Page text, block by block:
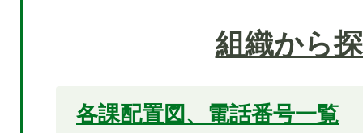
組織から
各課配置図、電話番号一覧